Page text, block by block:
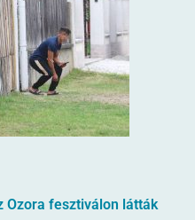
Ozora fesztiválon látták